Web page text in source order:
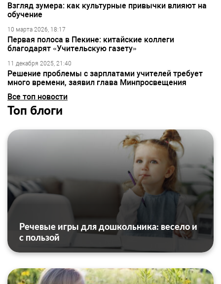
Взгляд зумера: как культурные привычки влияют на
обучение
10 марта 2026, 18:17
Первая полоса в Пекине: китайские коллеги
благодарят «Учительскую газету»
11 декабря 2025, 21:40
Решение проблемы с зарплатами учителей требует
много времени, заявил глава Минпросвещения
Все топ новости
Топ блоги
Речевые игры для дошкольника: весело и
с пользой